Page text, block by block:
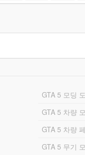
GTA 5 모딩
GTA 5 차량
GTA 5 차량
GTA 5 무기